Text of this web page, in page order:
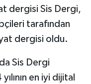
dergisi Sis Dergi,
tarafından
dergisi oldu.
Sis Dergi
en iyi dijital